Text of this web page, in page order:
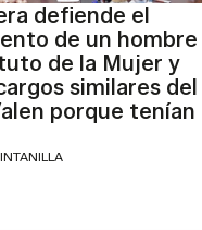
defiende el
de un hombre
de la Mujer y
similares del
porque tenían